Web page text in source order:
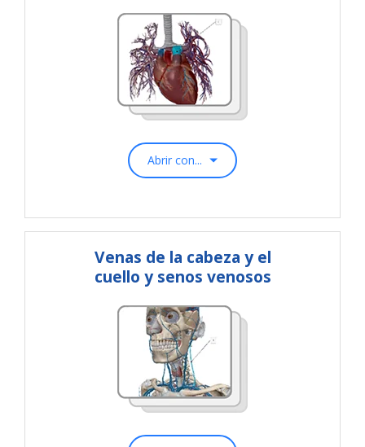
Abrir con...
Venas de la cabeza y el
cuello y senos venosos